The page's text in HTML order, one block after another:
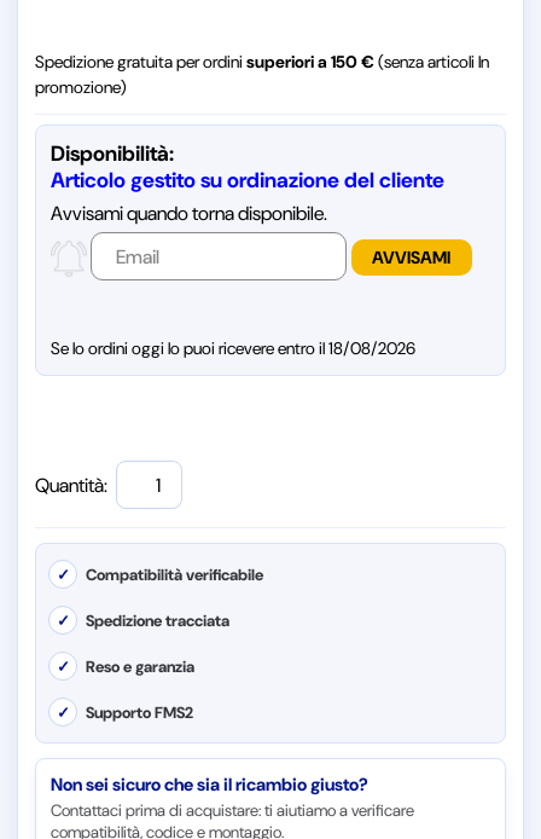
Spedizione gratuita per ordinisuperiori a 150 €(senza articoli In
promozione)
Disponibilità:
Articolo gestito su ordinazione del cliente
Avvisami quando torna disponibile.
Se lo ordini oggi lo puoi ricevere entro il 18/08/2026
Quantità:
✓ Compatibilità verificabile
✓ Spedizione tracciata
✓ Reso e garanzia
✓ Supporto FMS2
Non sei sicuro che sia il ricambio giusto?
Contattaci prima di acquistare: ti aiutiamo a verificare
compatibilità, codice e montaggio.